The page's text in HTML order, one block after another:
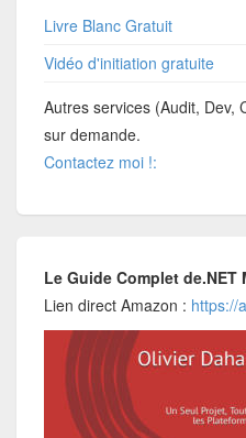
Livre Blanc Gratuit
Vidéo d'initiation gratuite
Autres services (Audit, Dev,
sur demande.
Contactez moi !:
Le Guide Complet de.NET
Lien direct Amazon : https://